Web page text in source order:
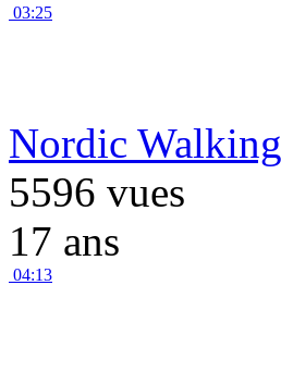
03:25
Nordic Walking
5596 vues
17 ans
04:13